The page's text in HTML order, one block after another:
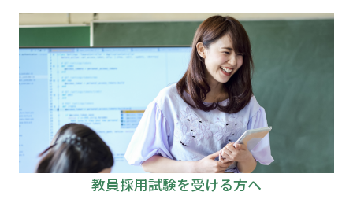
教員採用試験を受ける方へ